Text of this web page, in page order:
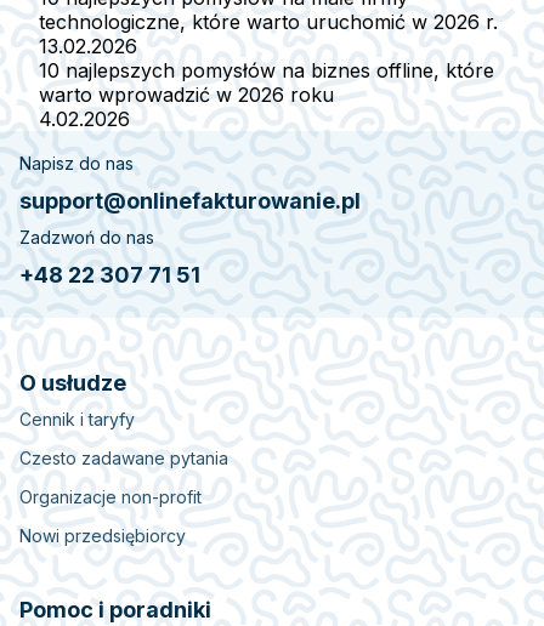
technologiczne, które warto uruchomić w 2026 r.
13.02.2026
10 najlepszych pomysłów na biznes offline, które
warto wprowadzić w 2026 roku
4.02.2026
Napisz do nas
support@onlinefakturowanie.pl
Zadzwoń do nas
+48 22 307 71 51
O usłudze
Cennik i taryfy
Czesto zadawane pytania
Organizacje non-profit
Nowi przedsiębiorcy
Pomoc i poradniki